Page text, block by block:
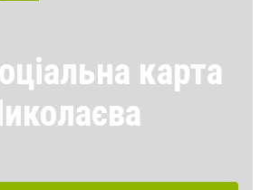
карта